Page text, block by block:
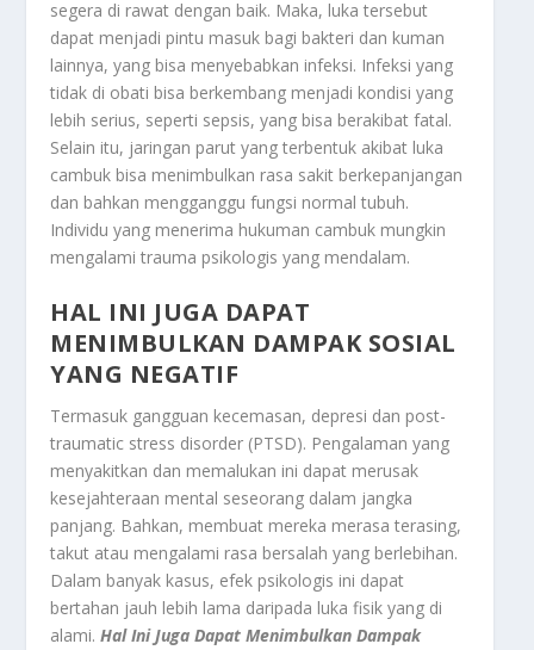
segera di rawat dengan baik. Maka, luka tersebut
dapat menjadi pintu masuk bagi bakteri dan kuman
lainnya, yang bisa menyebabkan infeksi. Infeksi yang
tidak di obati bisa berkembang menjadi kondisi yang
lebih serius, seperti sepsis, yang bisa berakibat fatal.
Selain itu, jaringan parut yang terbentuk akibat luka
cambuk bisa menimbulkan rasa sakit berkepanjangan
dan bahkan mengganggu fungsi normal tubuh.
Individu yang menerima hukuman cambuk mungkin
mengalami trauma psikologis yang mendalam.
HAL INI JUGA DAPAT
MENIMBULKAN DAMPAK SOSIAL
YANG NEGATIF
Termasuk gangguan kecemasan, depresi dan post-
traumatic stress disorder (PTSD). Pengalaman yang
menyakitkan dan memalukan ini dapat merusak
kesejahteraan mental seseorang dalam jangka
panjang. Bahkan, membuat mereka merasa terasing,
takut atau mengalami rasa bersalah yang berlebihan.
Dalam banyak kasus, efek psikologis ini dapat
bertahan jauh lebih lama daripada luka fisik yang di
alami.Hal Ini Juga Dapat Menimbulkan Dampak